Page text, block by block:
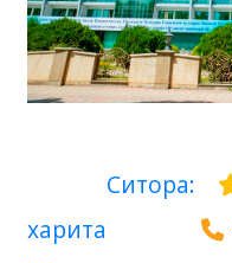
Ситора:
харита